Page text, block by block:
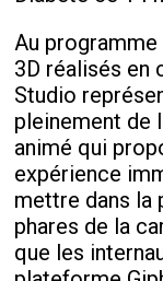
Au
3D réalisés en
Studio
pleinement de
animé qui
expérience
mettre dans la
phares de la
que les